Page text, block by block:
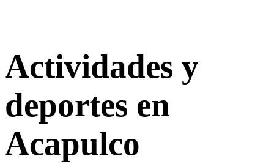
Actividades y
deportes en
Acapulco